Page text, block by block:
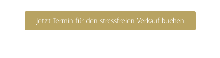
Jetzt Termin für den stressfreien Verkauf buchen